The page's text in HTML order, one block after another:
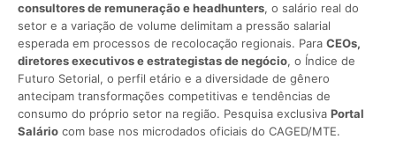
consultores de remuneração e headhunters, o salário real do
setor e a variação de volume delimitam a pressão salarial
esperada em processos de recolocação regionais. Para CEOs,
diretores executivos e estrategistas de negócio, o Índice de
Futuro Setorial, o perfil etário e a diversidade de gênero
antecipam transformações competitivas e tendências de
consumo do próprio setor na região. Pesquisa exclusiva Portal
Salário com base nos microdados oficiais do CAGED/MTE.